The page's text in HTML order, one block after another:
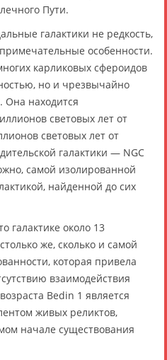
Пути.
галактики не редкость,
особенности.
карликовых сфероидов
но и чрезвычайно
Она находится
световых лет от
световых лет от
галактики — NGC
самой изолированной
найденной до сих
галактике около 13
же, сколько и самой
которая привела
взаимодействия
Bedin 1 является
живых реликтов,
начале существования